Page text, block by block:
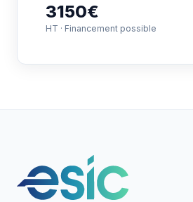
3150€
HT · Financement possible